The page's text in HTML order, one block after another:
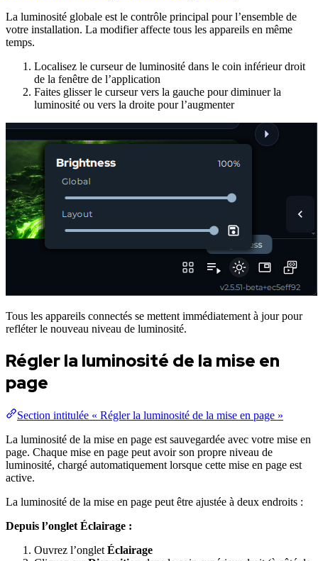
La luminosité globale est le contrôle principal pour l’ensemble de
votre installation. La modifier affecte tous les appareils en même
temps.
Localisez le curseur de luminosité dans le coin inférieur droit
de la fenêtre de l’application
Faites glisser le curseur vers la gauche pour diminuer la
luminosité ou vers la droite pour l’augmenter
Tous les appareils connectés se mettent immédiatement à jour pour
refléter le nouveau niveau de luminosité.
Régler la luminosité de la mise en
page
Section intitulée « Régler la luminosité de la mise en page »
La luminosité de la mise en page est sauvegardée avec votre mise en
page. Chaque mise en page peut avoir son propre niveau de
luminosité, chargé automatiquement lorsque cette mise en page est
active.
La luminosité de la mise en page peut être ajustée à deux endroits :
Depuis l’onglet Éclairage :
Ouvrez l’onglet Éclairage